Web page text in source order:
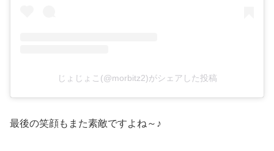
じょじょこ(@morbitz2)がシェアした投稿
最後の笑顔もまた素敵ですよね～♪